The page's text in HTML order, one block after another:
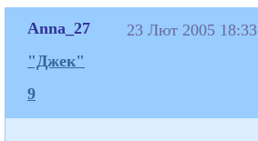
Anna_27
"Джек"
9
23 Лют 2005 18:33